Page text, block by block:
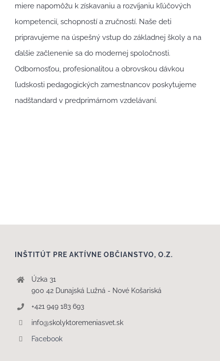
miere napomôžu k získavaniu a rozvíjaniu kľúčových
kompetencií, schopností a zručností. Naše deti
pripravujeme na úspešný vstup do základnej školy a na
ďalšie začlenenie sa do modernej spoločnosti.
Odbornosťou, profesionalitou a obrovskou dávkou
ľudskosti pedagogických zamestnancov poskytujeme
nadštandard v predprimárnom vzdelávaní.
INŠTITÚT PRE AKTÍVNE OBČIANSTVO, O.Z.
Úzka 31
900 42 Dunajská Lužná - Nové Košariská
+421 949 183 693
info@skolyktoremeniasvet.sk
Facebook